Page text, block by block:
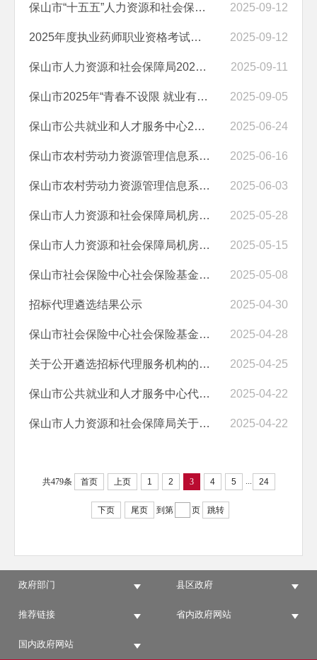
保山市“十五五”人力资源和社会保障发展规划编制服务项目竞争性磋商公告 2025-09-12
2025年度执业药师职业资格考试保山考区考务服务项目竞争性磋商公告 2025-09-12
保山市人力资源和社会保障局2025年高层次人才服务项目竞争性磋商公告 2025-09-11
保山市2025年“青春不设限 就业有‘位’来”高校毕业生专场招聘会竞争性... 2025-09-05
保山市公共就业和人才服务中心2025年度高校毕业生培训服务采购项目成交... 2025-06-24
保山市农村劳动力资源管理信息系统及创业担保贷款管理系统、保山“掌上... 2025-06-16
保山市农村劳动力资源管理信息系统及创业担保贷款管理系统、保山“掌上... 2025-06-03
保山市人力资源和社会保障局机房等保测评服务项目成交结果公告 2025-05-28
保山市人力资源和社会保障局机房等保测评服务项目竞争性磋商公告 2025-05-15
保山市社会保险中心社会保险基金内部审计服务成交结果公告 2025-05-08
招标代理遴选结果公示 2025-04-30
保山市社会保险中心社会保险基金内部审计服务成交结果公告 2025-04-28
关于公开遴选招标代理服务机构的公告 2025-04-25
保山市公共就业和人才服务中心代理记账服务项目成交结果公示 2025-04-22
保山市人力资源和社会保障局关于2024年度市级部门整体支出和项目支出绩... 2025-04-22
共479条 首页 上页 1 2 3 4 5 ... 24
下页 尾页 到第 页 跳转
政府部门 县区政府
推荐链接 省内政府网站
国内政府网站